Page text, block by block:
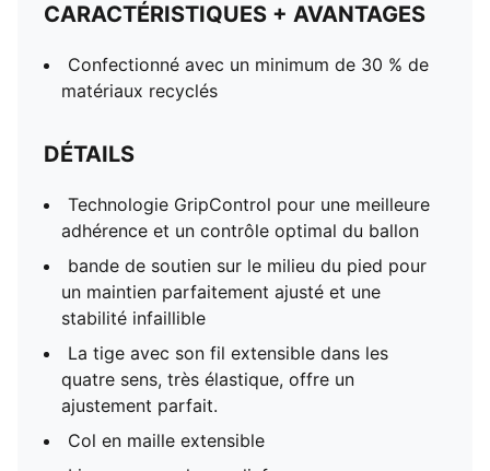
CARACTÉRISTIQUES + AVANTAGES
Confectionné avec un minimum de 30 % de
matériaux recyclés
DÉTAILS
Technologie GripControl pour une meilleure
adhérence et un contrôle optimal du ballon
bande de soutien sur le milieu du pied pour
un maintien parfaitement ajusté et une
stabilité infaillible
La tige avec son fil extensible dans les
quatre sens, très élastique, offre un
ajustement parfait.
Col en maille extensible